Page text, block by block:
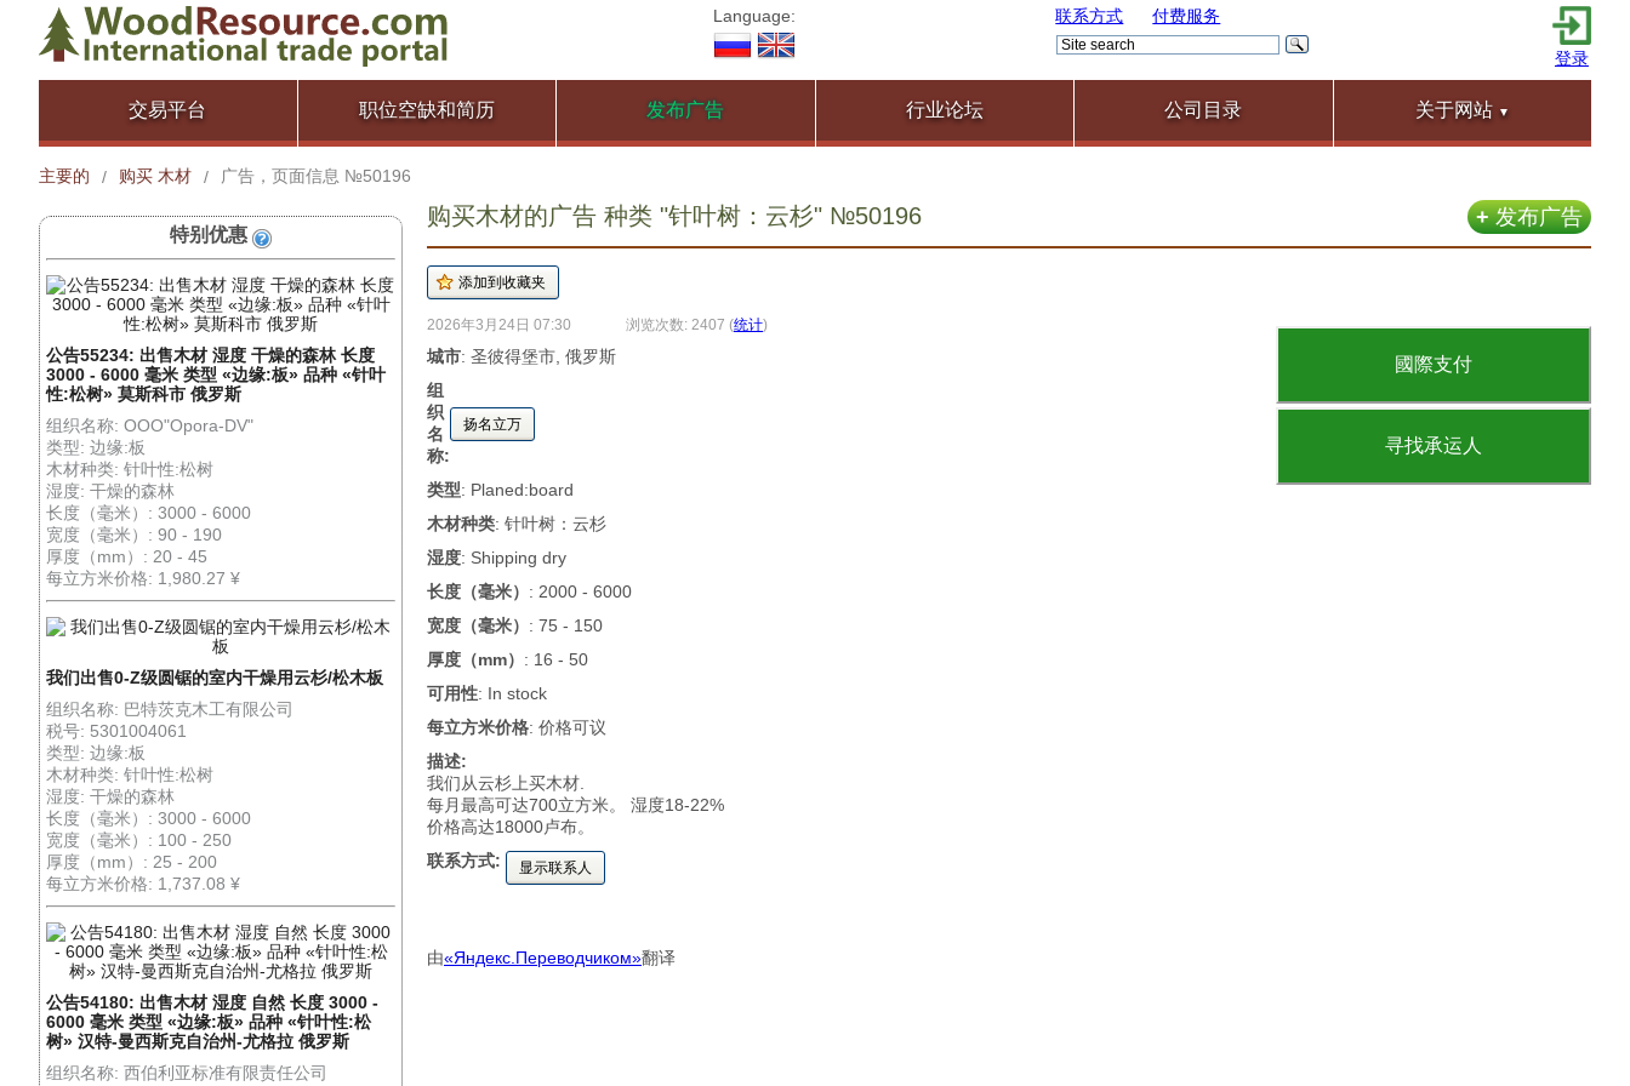
Language: 联系方式 付费服务
登录
交易平台 职位空缺和简历 发布广告 行业论坛 公司目录 关于网站 ▼
主要的 / 购买 木材 / 广告，页面信息 №50196
特别优惠
公告55234: 出售木材 湿度 干燥的森林 长度
3000 - 6000 毫米 类型 «边缘:板» 品种 «针叶
性:松树» 莫斯科市 俄罗斯
组织名称: OOO"Opora-DV"
类型: 边缘:板
木材种类: 针叶性:松树
湿度: 干燥的森林
长度（毫米）: 3000 - 6000
宽度（毫米）: 90 - 190
厚度（mm）: 20 - 45
每立方米价格: 1,980.27 ¥
我们出售0-Z级圆锯的室内干燥用云杉/松木板
组织名称: 巴特茨克木工有限公司
税号: 5301004061
类型: 边缘:板
木材种类: 针叶性:松树
湿度: 干燥的森林
长度（毫米）: 3000 - 6000
宽度（毫米）: 100 - 250
厚度（mm）: 25 - 200
每立方米价格: 1,737.08 ¥
公告54180: 出售木材 湿度 自然 长度 3000 -
6000 毫米 类型 «边缘:板» 品种 «针叶性:松
树» 汉特-曼西斯克自治州-尤格拉 俄罗斯
组织名称: 西伯利亚标准有限责任公司
+发布广告
购买木材的广告 种类 "针叶树：云杉" №50196
國際支付
寻找承运人
2026年3月24日 07:30 浏览次数: 2407 (统计)
城市: 圣彼得堡市, 俄罗斯
组
织
名
称:
扬名立万
类型: Planed:board
木材种类: 针叶树：云杉
湿度: Shipping dry
长度（毫米） : 2000 - 6000
宽度（毫米） : 75 - 150
厚度（mm） : 16 - 50
可用性: In stock
每立方米价格: 价格可议
描述:
我们从云杉上买木材.
每月最高可达700立方米。 湿度18-22%
价格高达18000卢布。
联系方式:
显示联系人
由«Яндекс.Переводчиком»翻译